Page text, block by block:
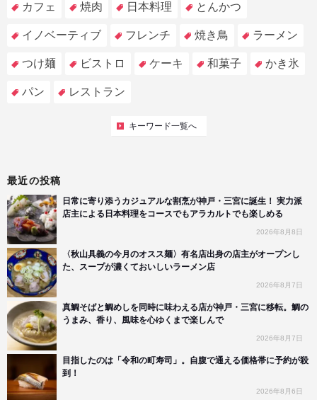
カフェ 焼肉 日本料理 とんかつ
イノベーティブ フレンチ 焼き鳥 ラーメン
つけ麺 ビストロ ケーキ 和菓子 かき氷
パン レストラン
キーワード一覧へ
最近の投稿
日常に寄り添うカジュアルな割烹が神戸・三宮に誕生！ 実力派
店主による日本料理をコースでもアラカルトでも楽しめる
2026年8月8日
〈秋山具義の今月のオスス麺〉有名店出身の店主がオープンし
た、スープが濃くておいしいラーメン店
2026年8月7日
真鯛そばと鯛めしを同時に味わえる店が神戸・三宮に移転。鯛の
うまみ、香り、風味を心ゆくまで楽しんで
2026年8月7日
目指したのは「令和の町寿司」。自腹で通える価格帯に予約が殺
到！
2026年8月6日